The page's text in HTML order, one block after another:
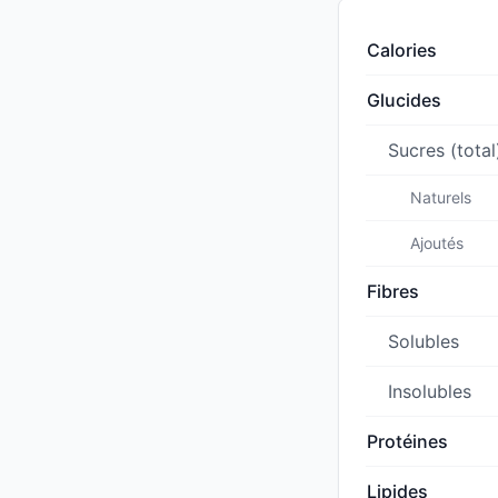
Calories
Glucides
Sucres
Naturels
Ajoutés
Fibres
Solubles
Insolubles
Protéines
Lipides